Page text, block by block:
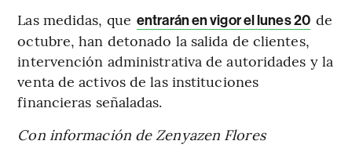
Las medidas, que entrarán en vigor el lunes 20 de
octubre, han detonado la salida de clientes,
intervención administrativa de autoridades y la
venta de activos de las instituciones
financieras señaladas.
Con información de Zenyazen Flores